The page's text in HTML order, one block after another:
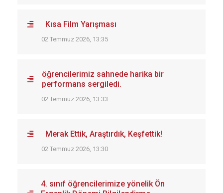
Kısa Film Yarışması
02 Temmuz 2026, 13:35
öğrencilerimiz sahnede harika bir
performans sergiledi.
02 Temmuz 2026, 13:33
Merak Ettik, Araştırdık, Keşfettik!
02 Temmuz 2026, 13:30
4. sınıf öğrencilerimize yönelik Ön